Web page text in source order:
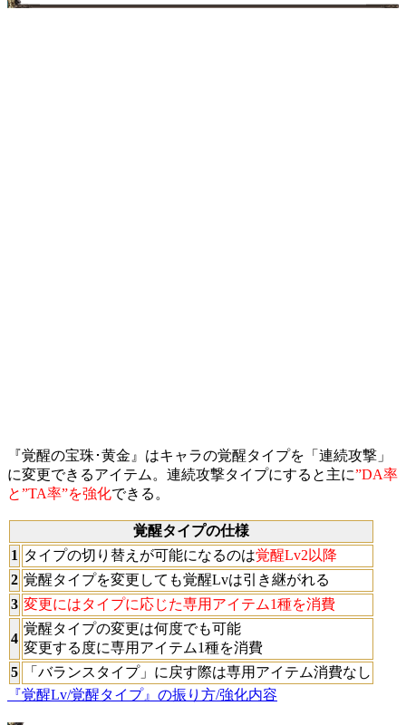
『覚醒の宝珠･黄金』はキャラの覚醒タイプを「連続攻撃」
に変更できるアイテム。連続攻撃タイプにすると主に”DA率
と”TA率”を強化できる。
覚醒タイプの仕様
1 タイプの切り替えが可能になるのは覚醒Lv2以降
2 覚醒タイプを変更しても覚醒Lvは引き継がれる
3 変更にはタイプに応じた専用アイテム1種を消費
4
覚醒タイプの変更は何度でも可能
変更する度に専用アイテム1種を消費
5
「バランスタイプ」に戻す際は専用アイテム消費なし
『覚醒Lv/覚醒タイプ』の振り方/強化内容